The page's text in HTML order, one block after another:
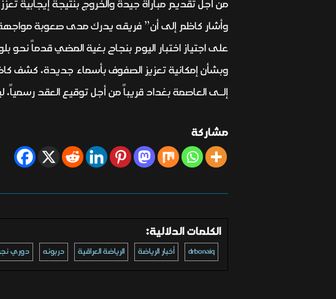
من أجل تقديم مباراة جيدة والخروج بنتيجة
وأشار كاظم إلى أن” فريقه يدرك مدى صعوبة مواجهة
على اجتياز اختبار اليوم بنجاح بغية المضي قدماً نحو
وبشأن إمكانية تعزيز الصفوف بأسماء جديدة، كشف
إلـى العاصمة بغداد قريباً من أجل توقيع العقد
مشاركة
الكلمات الدلالية:
drbonaiq أخبار الرياضة الرياضة العراقية دربونه دوري